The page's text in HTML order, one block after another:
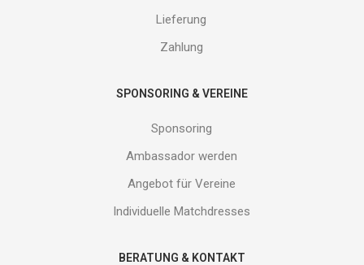
Lieferung
Zahlung
SPONSORING & VEREINE
Sponsoring
Ambassador werden
Angebot für Vereine
Individuelle Matchdresses
BERATUNG & KONTAKT